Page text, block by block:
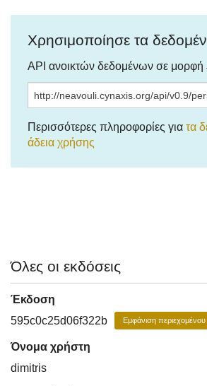
Χρησιμοποίησε τα
API ανοικτών δεδομένων σε μορφή
Περισσότερες πληροφορίες για τα
άδεια χρήσης
Όλες οι εκδόσεις
Έκδοση
595c0c25d06f322b
Εμφάνιση περιεχομένου
Όνομα χρήστη
dimitris